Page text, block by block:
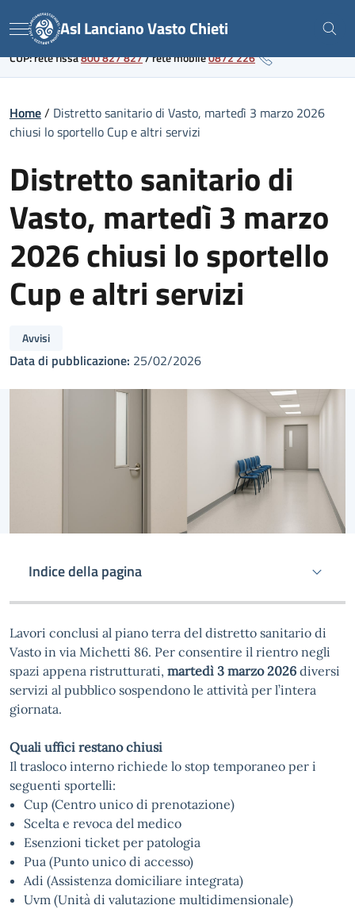
to
content
Link al portale sanitario regionale
Menu Asl Lanciano Vasto Chieti
CUP: rete fissa800 827 827/rete mobile0872 226
Home/ Distretto sanitario di Vasto, martedì 3 marzo 2026
chiusi lo sportello Cup e altri servizi
Distretto sanitario di
Vasto, martedì 3 marzo
2026 chiusi lo sportello
Cup e altri servizi
Avvisi
Data di pubblicazione: 25/02/2026
Indice della pagina
Lavori conclusi al piano terra del distretto sanitario di
Vasto in via Michetti 86. Per consentire il rientro negli
spazi appena ristrutturati, martedì 3 marzo 2026 diversi
servizi al pubblico sospendono le attività per l’intera
giornata.
Quali uffici restano chiusi
Il trasloco interno richiede lo stop temporaneo per i
seguenti sportelli:
Cup (Centro unico di prenotazione)
Scelta e revoca del medico
Esenzioni ticket per patologia
Pua (Punto unico di accesso)
Adi (Assistenza domiciliare integrata)
Uvm (Unità di valutazione multidimensionale)